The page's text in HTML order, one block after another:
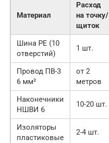
Материал
Расход
на точку/
щиток
Шина PE (10
отверстий)
1 шт.
Провод ПВ-3
6 мм²
от 2
метров
Наконечники
НШВИ 6
10-20 шт.
Изоляторы
пластиковые
2-4 шт.